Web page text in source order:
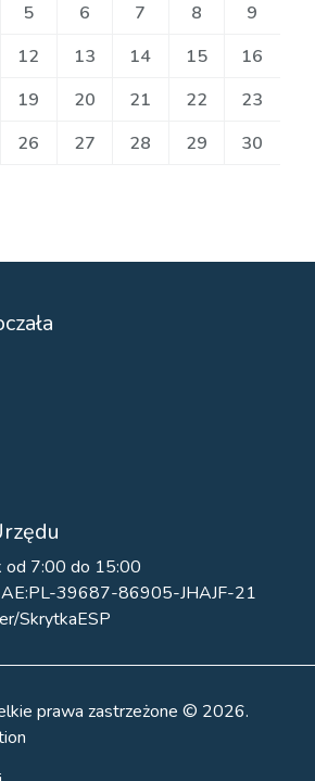
5 6 7 8
9
12 13 14 15
16
19 20 21 22
23
26 27 28 29
30
od 7:00 do 15:00
39687-86905-JHAJF-21
SkrytkaESP
prawa zastrzeżone © 2026.